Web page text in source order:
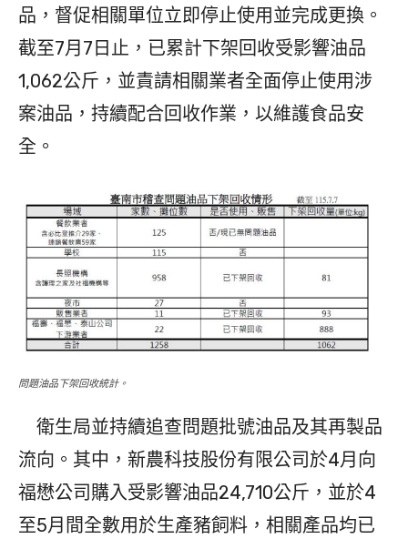
品，督促相關單位立即停止使用並完成更換。
截至7月7日止，已累計下架回收受影響油品
1,062公斤，並責請相關業者全面停止使用涉
案油品，持續配合回收作業，以維護食品安
全。
問題油品下架回收統計。
衛生局並持續追查問題批號油品及其再製品
流向。其中，新農科技股份有限公司於4月向
福懋公司購入受影響油品24,710公斤，並於4
至5月間全數用於生產豬飼料，相關產品均已